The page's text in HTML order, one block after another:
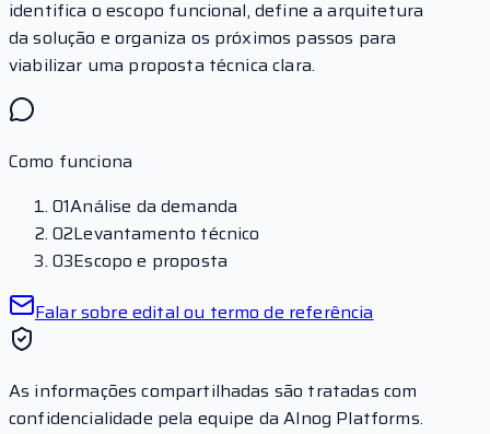
identifica o escopo funcional, define a arquitetura
da solução e organiza os próximos passos para
viabilizar uma proposta técnica clara.
Como funciona
01Análise da demanda
02Levantamento técnico
03Escopo e proposta
Falar sobre edital ou termo de referência
As informações compartilhadas são tratadas com
confidencialidade pela equipe da Alnog Platforms.